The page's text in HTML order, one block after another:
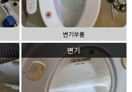
변기부품
변기